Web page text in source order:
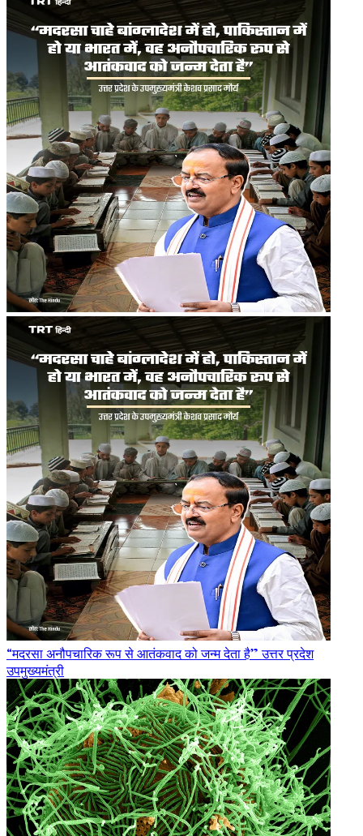
“मदरसा अनौपचारिक रूप से आतंकवाद को जन्म देता है” उत्तर प्रदेश
उपमुख्यमंत्री